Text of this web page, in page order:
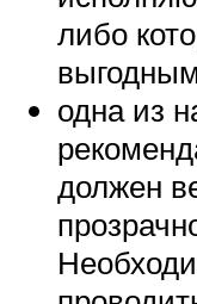
либо
одна из
должен